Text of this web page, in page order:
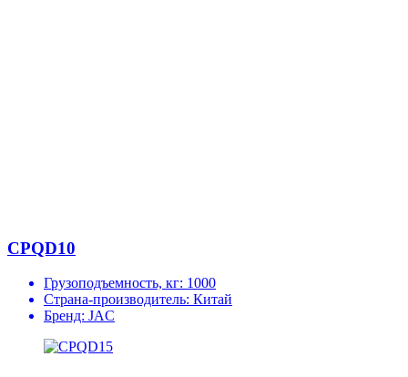
CPQD10
Грузоподъемность, кг: 1000
Страна-производитель: Китай
Бренд: JAC